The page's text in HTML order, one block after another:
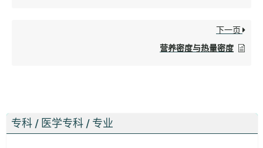
专科 / 医学专科 / 专业
下一页
营养密度与热量密度